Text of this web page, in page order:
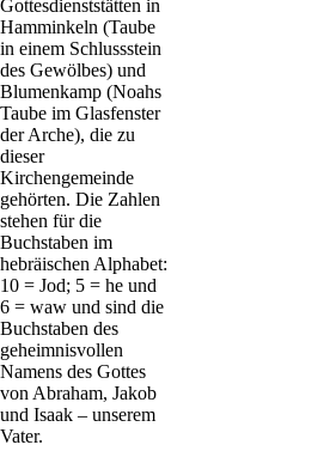
Gottesdienststätten in
Hamminkeln (Taube
in einem Schlussstein
des Gewölbes) und
Blumenkamp (Noahs
Taube im Glasfenster
der Arche), die zu
dieser
Kirchengemeinde
gehörten. Die Zahlen
stehen für die
Buchstaben im
hebräischen Alphabet:
10 = Jod; 5 = he und
6 = waw und sind die
Buchstaben des
geheimnisvollen
Namens des Gottes
von Abraham, Jakob
und Isaak – unserem
Vater.